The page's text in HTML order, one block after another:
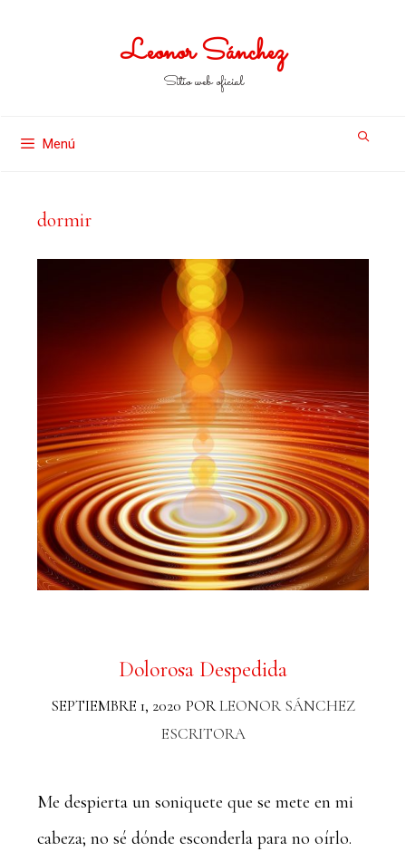
Leonor Sánchez
Sitio web oficial
Menú
dormir
Dolorosa Despedida
SEPTIEMBRE 1, 2020 PORLEONOR SÁNCHEZ
ESCRITORA
Me despierta un soniquete que se mete en mi
cabeza; no sé dónde esconderla para no oírlo.